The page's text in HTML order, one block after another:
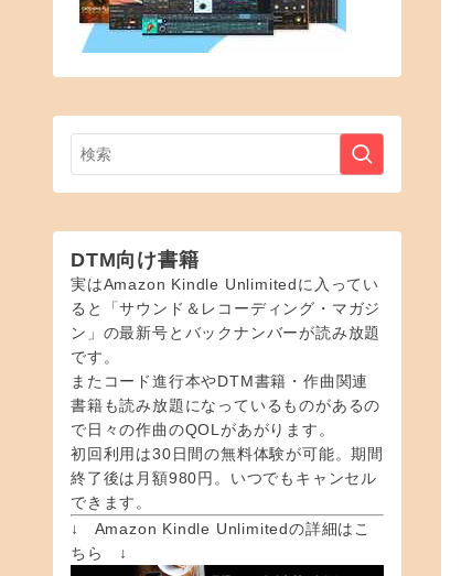
DTM向け書籍
実はAmazon Kindle Unlimitedに入ってい
ると「サウンド＆レコーディング・マガジ
ン」の最新号とバックナンバーが読み放題
です。
またコード進行本やDTM書籍・作曲関連
書籍も読み放題になっているものがあるの
で日々の作曲のQOLがあがります。
初回利用は30日間の無料体験が可能。期間
終了後は月額980円。いつでもキャンセル
できます。
↓ Amazon Kindle Unlimitedの詳細はこ
ちら ↓